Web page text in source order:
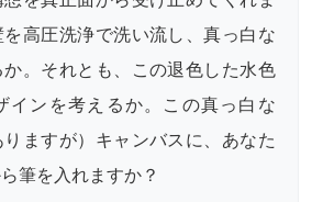
高圧洗浄で洗い流し、真っ白な
。それとも、この退色した水色
インを考えるか。この真っ白な
りますが）キャンバスに、あなた
筆を入れますか？